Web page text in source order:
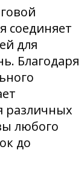
соединяет
для
Благодаря
различных
любого
до